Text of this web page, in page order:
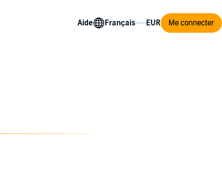
Aide Me connecter